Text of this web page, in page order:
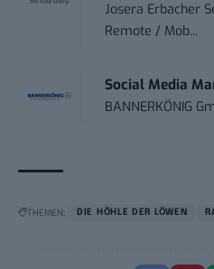
Josera Erbacher
Remote / Mob...
Social Media
BANNERKÖNIG
THEMEN: DIE HÖHLE DER LÖWEN